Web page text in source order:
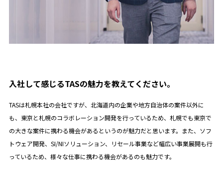
入社して感じるTASの魅力を教えてください。
TASは札幌本社の会社ですが、北海道内の企業や地方自治体の案件以外に
も、東京と札幌のコラボレーション開発を行っているため、札幌でも東京で
の大きな案件に携わる機会があるというのが魅力だと思います。また、ソフ
トウェア開発、SI/NIソリューション、リセール事業など幅広い事業展開も行
っているため、様々な仕事に携わる機会があるのも魅力です。